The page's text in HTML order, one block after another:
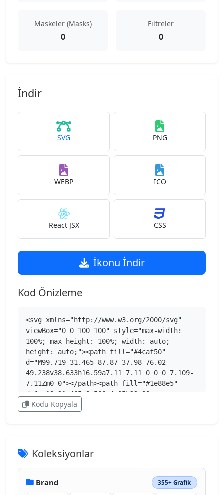
Maskeler (Masks)
0
Filtreler
0
İndir
SVG PNG
WEBP ICO
React JSX CSS
İkonu İndir
Kod Önizleme
<svg xmlns="http://www.w3.org/2000/svg"
viewBox="0 0 100 100" style="max-width:
100%; max-height: 100%; width: auto;
height: auto;"><path fill="#4caf50"
d="M99.719 31.465 87.87 37.98 76.02
49.238v38.633h16.59a7.11 7.11 0 0 0 7.109-
7.11Zm0 0"></path><path fill="#1e88e5"
d="m.18 31.465 8.566 4.05L23.88
49.239v38.633H7.289a7.11 7.11 0 0 1-7.11-
</path><path fill="#c62828" d="M.18
22.215v9.25l23.699 17.773V19.613l-7.402-
5.547a10.17 10.17 0 0 0-6.11-2.035C4.738
12.031.18 16.59.18 22.215m0 0"></path><path
Kodu Kopyala
Koleksiyonlar
Brand 355+ Grafik